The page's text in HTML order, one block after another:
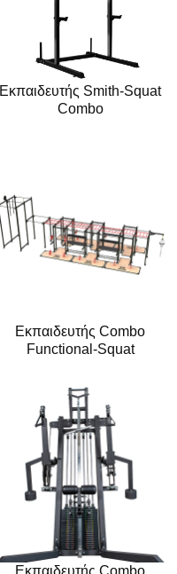
Εκπαιδευτής Smith-Squat
Combo
Εκπαιδευτής Combo
Functional-Squat
Εκπαιδευτής Combo